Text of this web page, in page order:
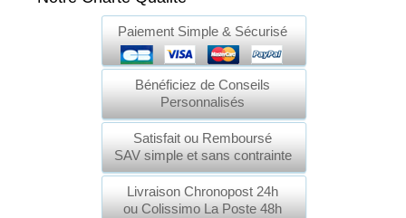
Paiement Simple & Sécurisé
Bénéficiez de Conseils
Personnalisés
Satisfait ou Remboursé
SAV simple et sans contrainte
Livraison Chronopost 24h
ou Colissimo La Poste 48h